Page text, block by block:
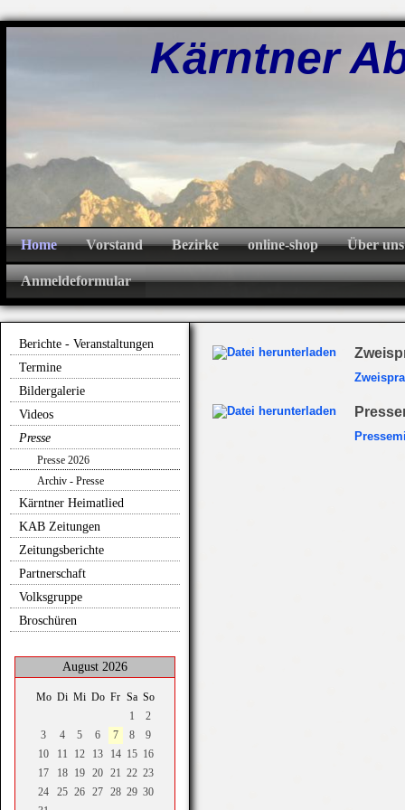
Kärntner
Home Vorstand Bezirke online-shop Über uns
Anmeldeformular
Berichte - Veranstaltungen
Termine
Bildergalerie
Videos
Presse
Presse 2026
Archiv - Presse
Kärntner Heimatlied
KAB Zeitungen
Zeitungsberichte
Partnerschaft
Volksgruppe
Broschüren
August 2026
Mo Di Mi Do Fr Sa So
1
2
3
4 5 6 7 8
9
10
11 12 13 14 15 16
17
18 19 20 21 22 23
24
25 26 27 28 29 30